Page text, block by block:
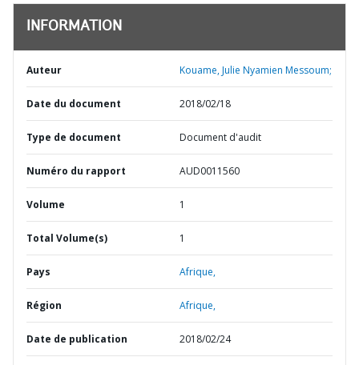
INFORMATION
Auteur Kouame, Julie Nyamien Messoum;
Date du document 2018/02/18
Type de document Document d'audit
Numéro du rapport AUD0011560
Volume 1
Total Volume(s) 1
Pays Afrique,
Région Afrique,
Date de publication 2018/02/24